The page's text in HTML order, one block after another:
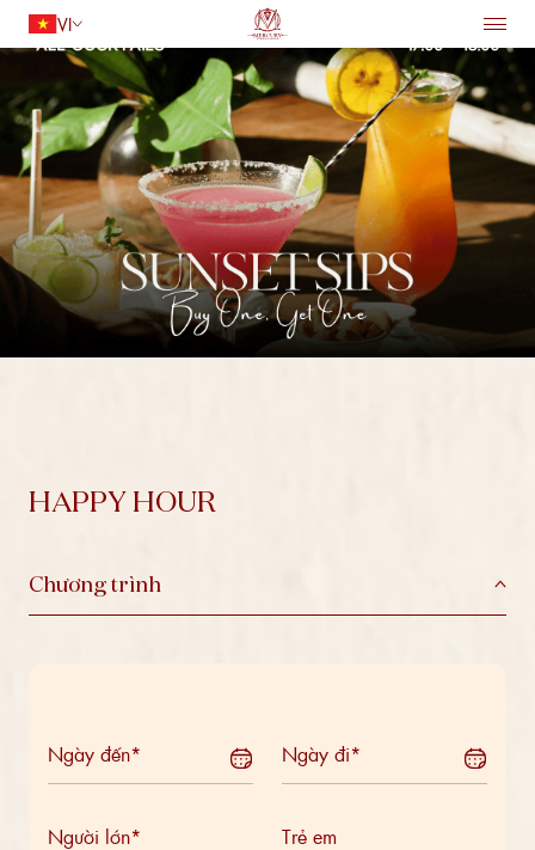
Quay lại
Người lớn
1
Trẻ em
TÌM PHÒNG
VI
TRANG CHỦ
LƯU TRÚ
ẨM THỰC
TIỆN ÍCH
DỊCH VỤ
HỘI NGHỊ VÀ TIỆC CƯỚI
ƯU ĐÃI
ĐIỂM ĐẾN
HAPPY HOUR
Chương trình